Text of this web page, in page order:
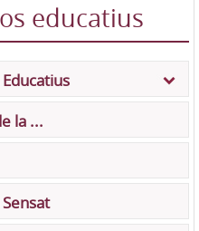
educatius
la ...